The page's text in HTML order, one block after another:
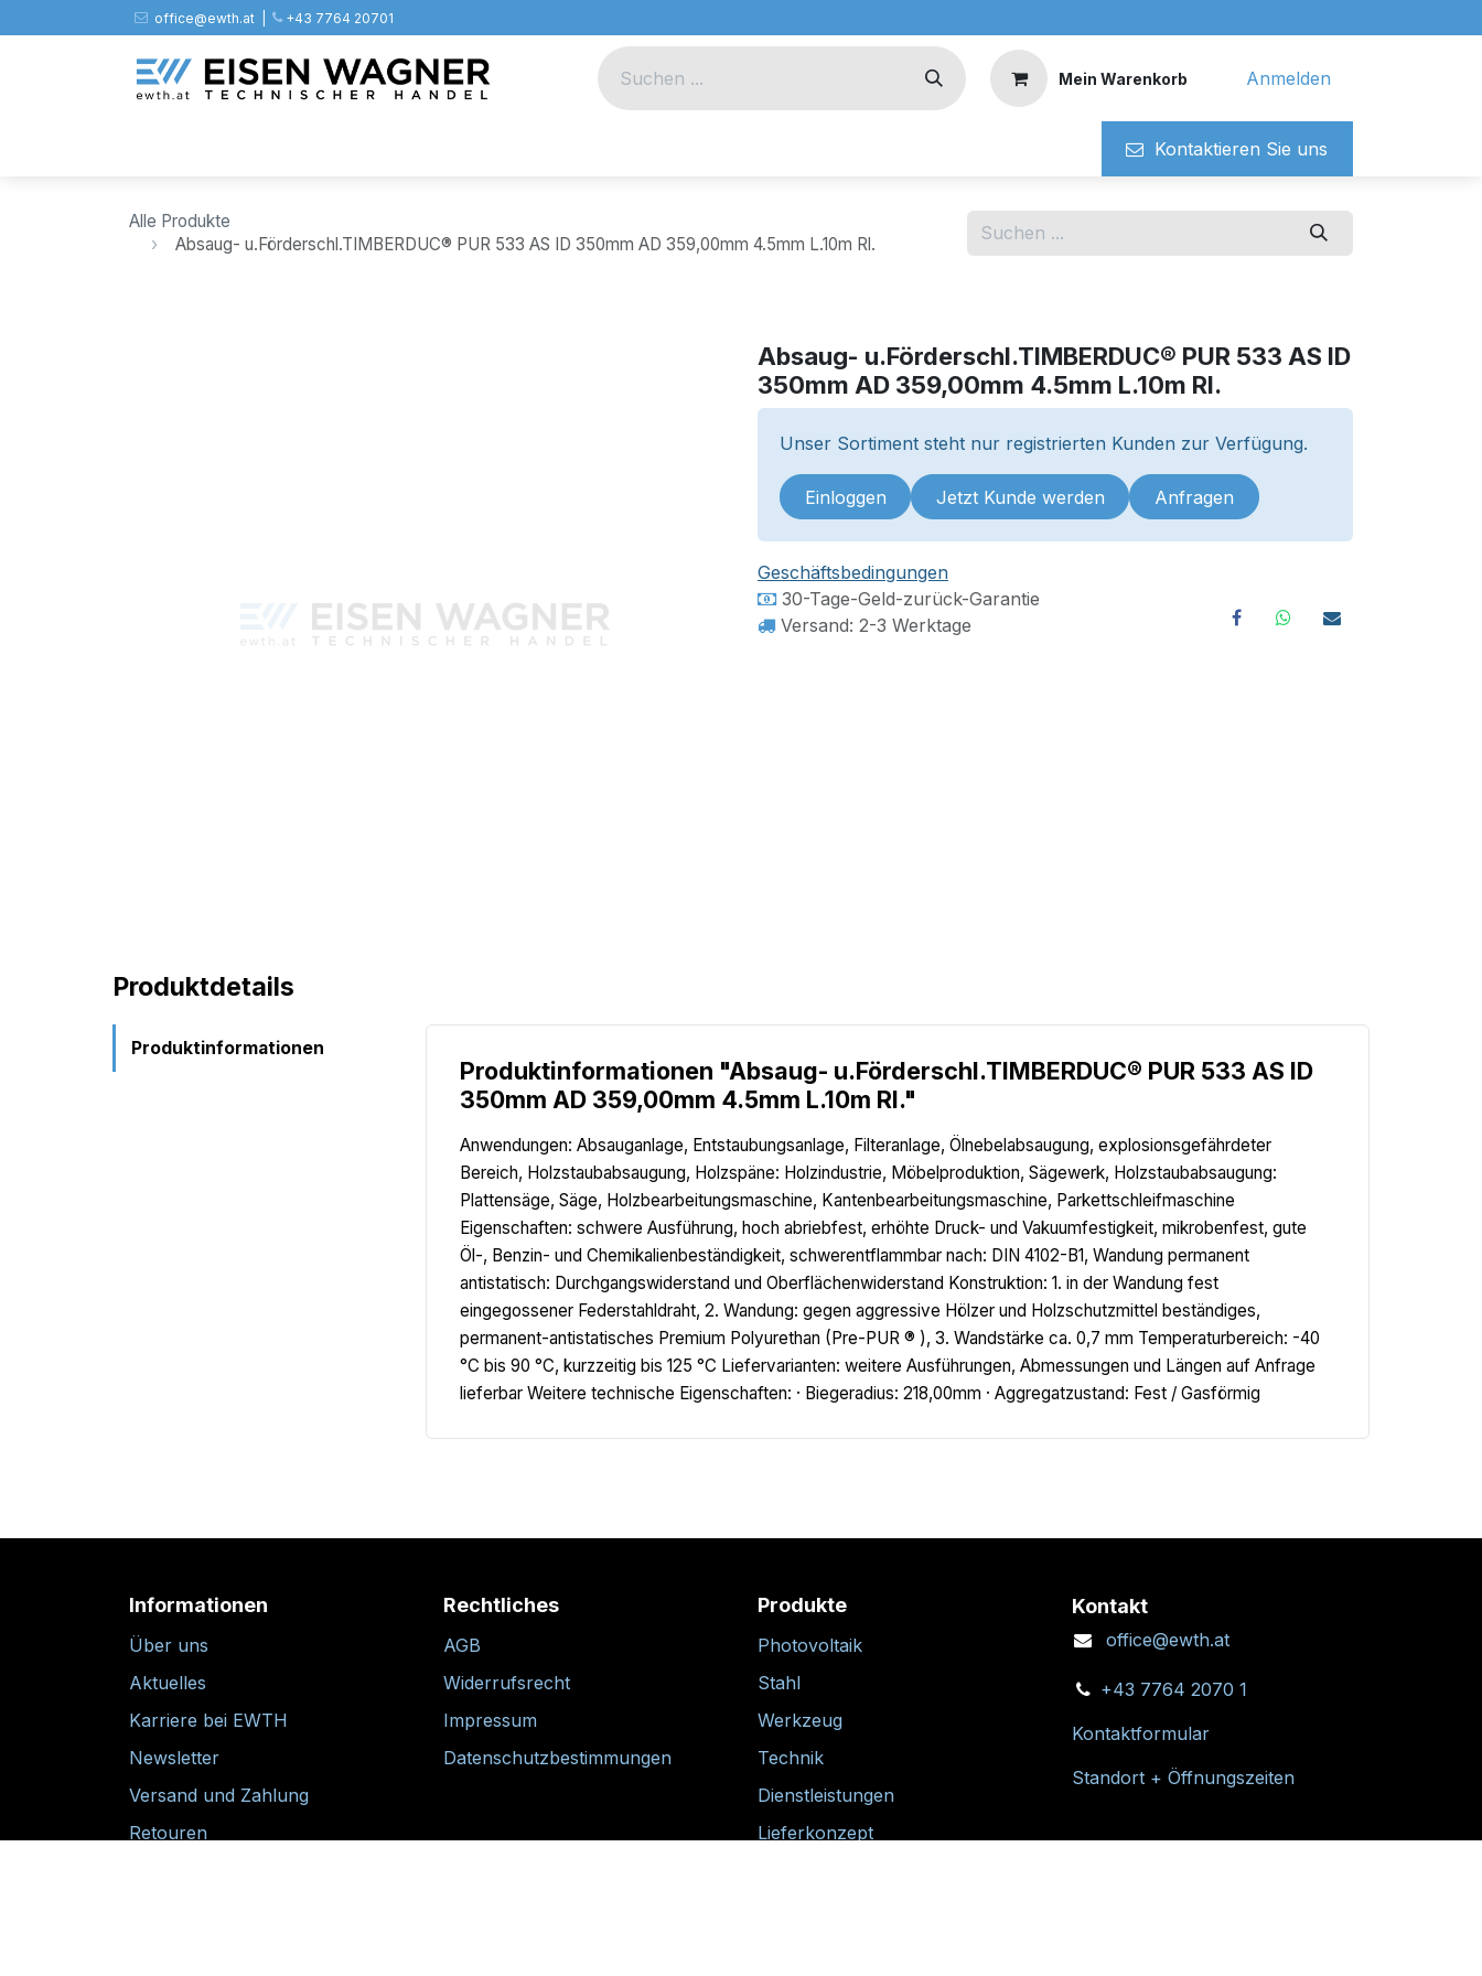
Zum Inhalt springenoffice@ewth.at | ​​​ +43 7764 20701
Mein Warenkorb Anmelden
Kontaktieren ​​Si​​e uns
Alle Produkte
Absaug- u.Förderschl.TIMBERDUC® PUR 533 AS ID 350mm AD 359,00mm 4.5mm L.10m Rl.
Absaug- u.Förderschl.TIMBERDUC® PUR 533 AS ID
350mm AD 359,00mm 4.5mm L.10m Rl.
Unser Sortiment steht nur registrierten Kunden zur Verfügung.
Einloggen Jetzt Kunde werden Anfragen
Geschäftsbedingungen
30-Tage-Geld-zurück-Garantie
Versand: 2-3 Werktage
Produktdetails
Produktinformationen
Produktinformationen "Absaug- u.Förderschl.TIMBERDUC® PUR 533 AS ID
350mm AD 359,00mm 4.5mm L.10m Rl."
Anwendungen: Absauganlage, Entstaubungsanlage, Filteranlage, Ölnebelabsaugung, explosionsgefährdeter
Bereich, Holzstaubabsaugung, Holzspäne: Holzindustrie, Möbelproduktion, Sägewerk, Holzstaubabsaugung:
Plattensäge, Säge, Holzbearbeitungsmaschine, Kantenbearbeitungsmaschine, Parkettschleifmaschine
Eigenschaften: schwere Ausführung, hoch abriebfest, erhöhte Druck- und Vakuumfestigkeit, mikrobenfest, gute
Öl-, Benzin- und Chemikalienbeständigkeit, schwerentflammbar nach: DIN 4102-B1, Wandung permanent
antistatisch: Durchgangswiderstand und Oberflächenwiderstand Konstruktion: 1. in der Wandung fest
eingegossener Federstahldraht, 2. Wandung: gegen aggressive Hölzer und Holzschutzmittel beständiges,
permanent-antistatisches Premium Polyurethan (Pre-PUR ® ), 3. Wandstärke ca. 0,7 mm Temperaturbereich: -40
°C bis 90 °C, kurzzeitig bis 125 °C Liefervarianten: weitere Ausführungen, Abmessungen und Längen auf Anfrage
lieferbar Weitere technische Eigenschaften: · Biegeradius: 218,00mm · Aggregatzustand: Fest / Gasförmig
Informationen
Über uns
Aktuelles
Karriere bei EWTH
Newsletter
Versand und Zahlung
Retouren
Rechtliches
AGB
Widerrufsrecht
Impressum
Datenschutzbestimmungen
Produkte
Photovoltaik
Stahl
Werkzeug
Technik
Dienstleistungen
Lieferkonzept
Kontakt
office@ewth.at
+43 7764 2070 1
Kontaktformular
Standort + Öffnungszeiten